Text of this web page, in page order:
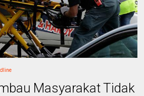
Masyarakat Tidak